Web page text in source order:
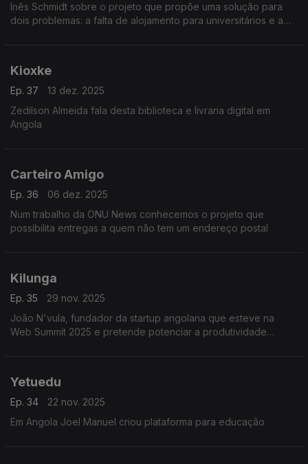
Inês Schmidt sobre o projeto que propõe uma solução para
dois problemas: a falta de alojamento para universitários e a
Kioxke
Ep. 37
13 dez. 2025
Zedilson Almeida fala desta biblioteca e livraria digital em
Angola
Carteiro Amigo
Ep. 36
06 dez. 2025
Num trabalho da ONU News conhecemos o projeto que
possibilita entregas a quem não tem um endereço postal
Kilunga
Ep. 35
29 nov. 2025
João N'vula, fundador da startup angolana que esteve na
Web Summit 2025 e pretende potenciar a produtividade
Yetuedu
Ep. 34
22 nov. 2025
Em Angola Joel Manuel criou plataforma para educação